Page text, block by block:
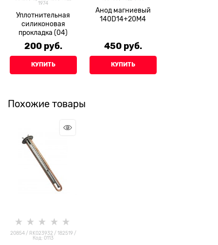
1974
Уплотнительная
силиконовая
прокладка (04)
200 руб.
КУПИТЬ
Анод магниевый
140D14+20M4
450 руб.
КУПИТЬ
Похожие товары
20854 / RK023932 / 182519 /
Код: 0113